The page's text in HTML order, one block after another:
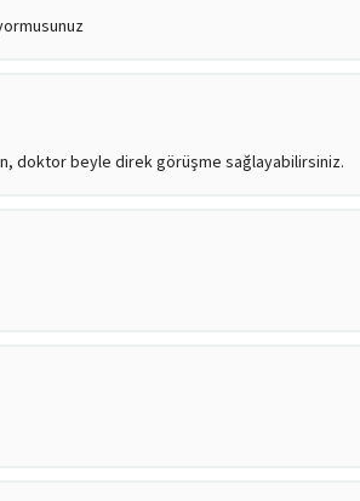
doktor beyle direk görüşme sağlayabilirsiniz.